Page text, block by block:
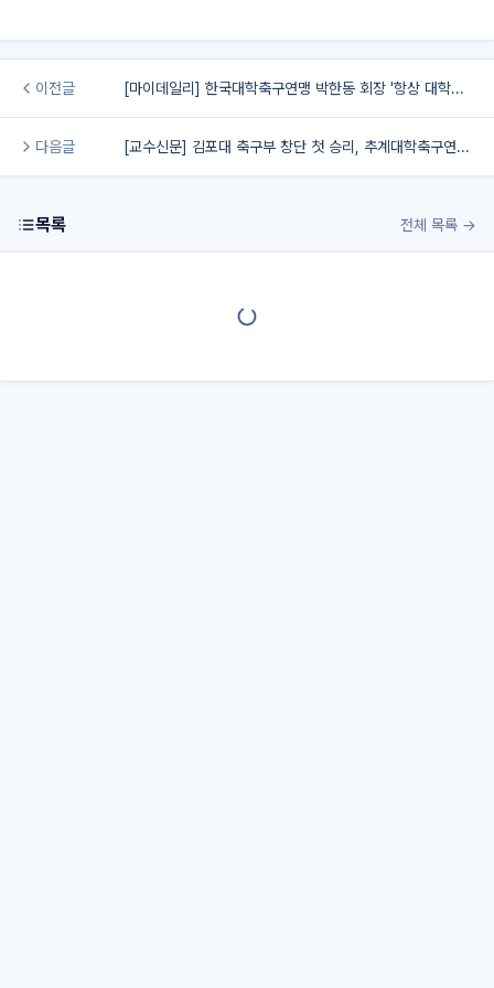
이전글 [마이데일리] 한국대학축구연맹 박한동 회장 '항상 대학축구의 가능성과 변화를 믿는다'…10개월간 만든 '시스템의 시작'[MD인터뷰]
다음글 [교수신문] 김포대 축구부 창단 첫 승리, 추계대학축구연맹전 강동대에 2-0 완승
목록 전체 목록 →